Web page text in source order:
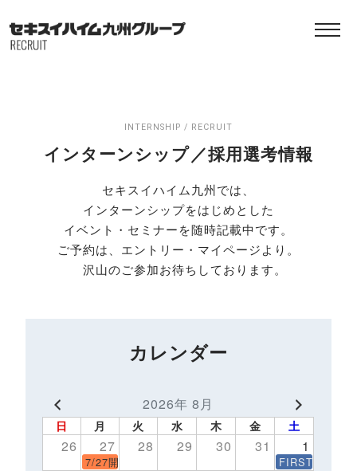
INTERNSHIP / RECRUIT
インターンシップ／採用選考情報
セキスイハイム九州では、
インターンシップをはじめとした
イベント・セミナーを随時記載中です。
ご予約は、エントリー・マイページより。
沢山のご参加お待ちしております。
カレンダー
2026年 8月
日 月 火 水 木 金 土
26 27 28 29 30 31 1
7/27開催会社説明会 予約受付中！※27卒最終開催
FIRST STEP